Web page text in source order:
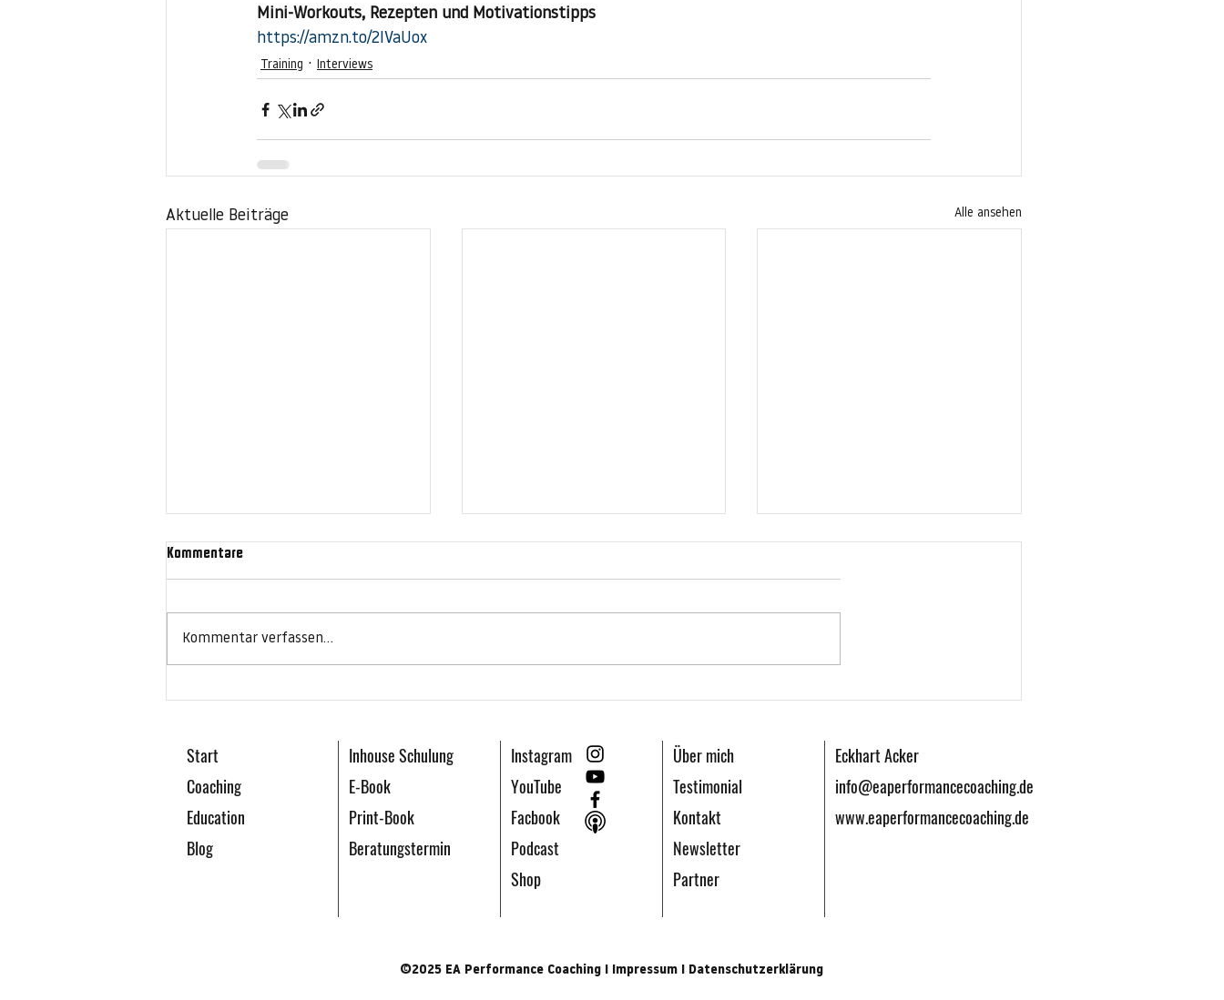
Mini-Workouts, Rezepten und Motivationstipps
https://amzn.to/2IVaUox
Training Interviews
Aktuelle Beiträge Alle ansehen
Kommentare
Kommentar verfassen...
Start
Coaching
Education
Blog
Inhouse Schulung
E-Book
Print-Book
Beratungstermin
Instagram
YouTube
Facbook
Podcast
Shop
Über mich
Testimonial
Kontakt
Newsletter
Partner
Eckhart Acker
info@eaperformancecoaching.de
www.eaperformancecoaching.de
©2025 EA Performance Coaching I Impressum I Datenschutzerklärung